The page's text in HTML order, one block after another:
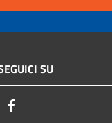
SU